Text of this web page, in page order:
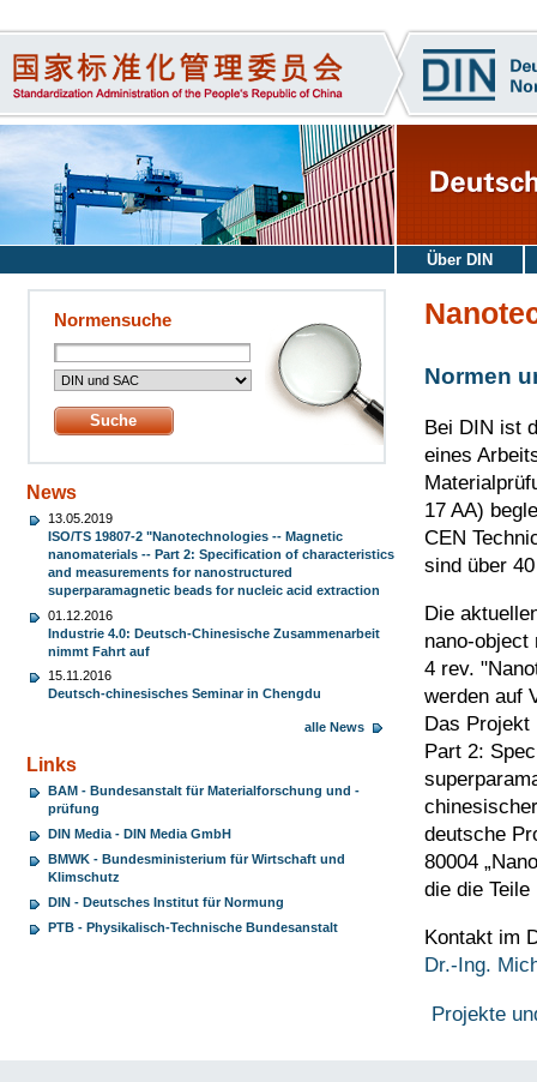
Über DIN
Normensuche
News
13.05.2019
ISO/TS 19807-2 "Nanotechnologies -- Magnetic
nanomaterials -- Part 2: Specification of characteristics
and measurements for nanostructured
superparamagnetic beads for nucleic acid extraction
01.12.2016
Industrie 4.0: Deutsch-Chinesische Zusammenarbeit
nimmt Fahrt auf
15.11.2016
Deutsch-chinesisches Seminar in Chengdu
alle News
Links
BAM - Bundesanstalt für Materialforschung und -
prüfung
DIN Media - DIN Media GmbH
BMWK - Bundesministerium für Wirtschaft und
Klimschutz
DIN - Deutsches Institut für Normung
PTB - Physikalisch-Technische Bundesanstalt
Normen
Bei DIN ist
eines
17 AA)
CEN
sind über
Die
nano-object
4 rev.
werden auf
Das Projekt
Part 2:
deutsche
80004
die die
Kontakt im
Dr.-Ing.
Projekte